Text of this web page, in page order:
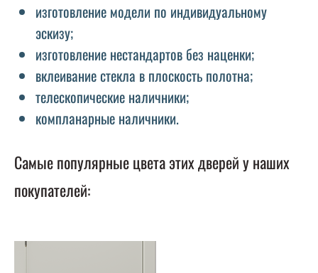
изготовление модели по индивидуальному
эскизу;
изготовление нестандартов без наценки;
вклеивание стекла в плоскость полотна;
телескопические наличники;
компланарные наличники.
Самые популярные цвета этих дверей у наших
покупателей: